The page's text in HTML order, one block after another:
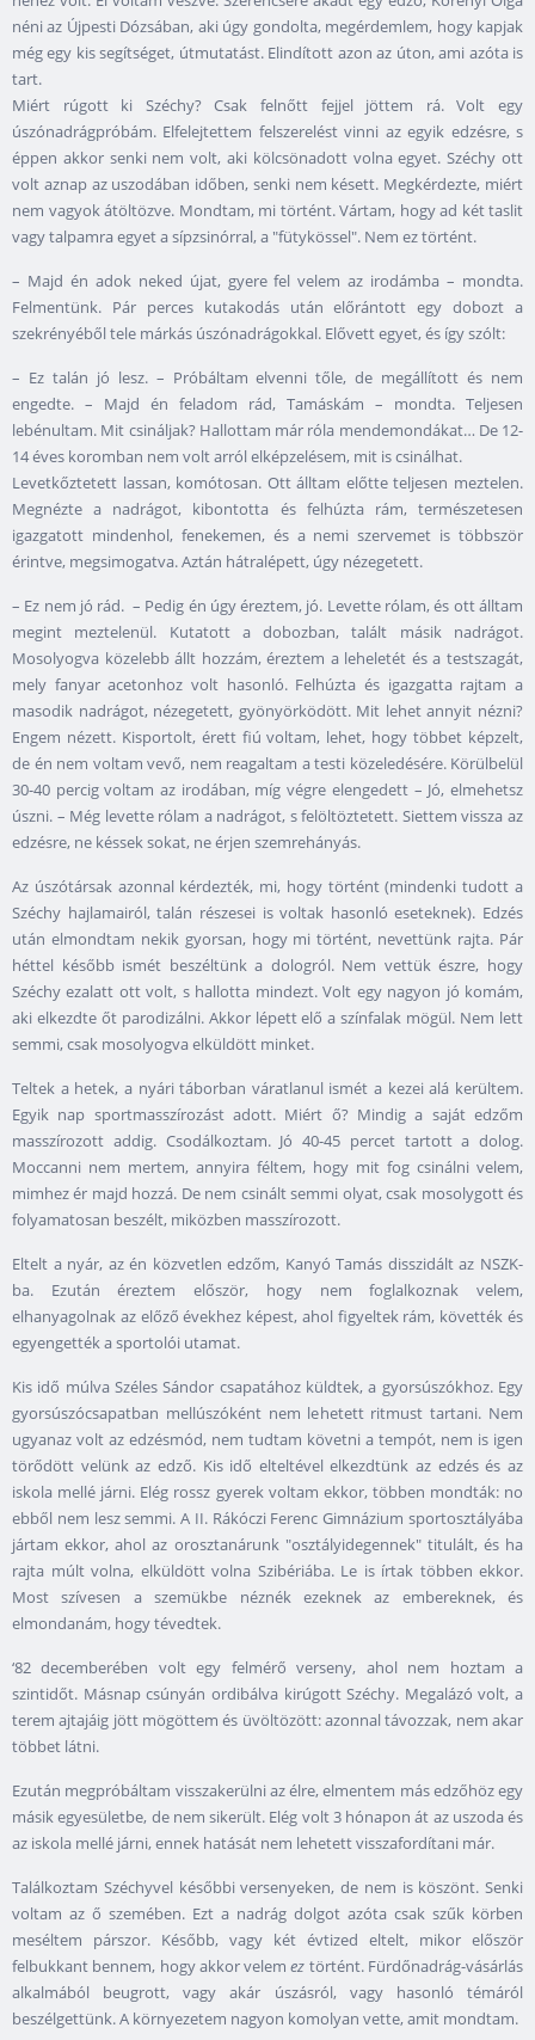
néni az Újpesti Dózsában, aki úgy gondolta, megérdemlem, hogy kapjak
még egy kis segítséget, útmutatást. Elindított azon az úton, ami azóta is
tart.
Miért rúgott ki Széchy? Csak felnőtt fejjel jöttem rá. Volt egy
úszónadrágpróbám. Elfelejtettem felszerelést vinni az egyik edzésre, s
éppen akkor senki nem volt, aki kölcsönadott volna egyet. Széchy ott
volt aznap az uszodában időben, senki nem késett. Megkérdezte, miért
nem vagyok átöltözve. Mondtam, mi történt. Vártam, hogy ad két taslit
vagy talpamra egyet a sípzsinórral, a "fütykössel". Nem ez történt.
– Majd én adok neked újat, gyere fel velem az irodámba – mondta.
Felmentünk. Pár perces kutakodás után előrántott egy dobozt a
szekrényéből tele márkás úszónadrágokkal. Elővett egyet, és így szólt:
– Ez talán jó lesz. – Próbáltam elvenni tőle, de megállított és nem
engedte. – Majd én feladom rád, Tamáskám – mondta. Teljesen
lebénultam. Mit csináljak? Hallottam már róla mendemondákat… De 12-
14 éves koromban nem volt arról elképzelésem, mit is csinálhat.
Levetkőztetett lassan, komótosan. Ott álltam előtte teljesen meztelen.
Megnézte a nadrágot, kibontotta és felhúzta rám, természetesen
igazgatott mindenhol, fenekemen, és a nemi szervemet is többször
érintve, megsimogatva. Aztán hátralépett, úgy nézegetett.
– Ez nem jó rád. – Pedig én úgy éreztem, jó. Levette rólam, és ott álltam
megint meztelenül. Kutatott a dobozban, talált másik nadrágot.
Mosolyogva közelebb állt hozzám, éreztem a leheletét és a testszagát,
mely fanyar acetonhoz volt hasonló. Felhúzta és igazgatta rajtam a
masodik nadrágot, nézegetett, gyönyörködött. Mit lehet annyit nézni?
Engem nézett. Kisportolt, érett fiú voltam, lehet, hogy többet képzelt,
de én nem voltam vevő, nem reagaltam a testi közeledésére. Körülbelül
30-40 percig voltam az irodában, míg végre elengedett – Jó, elmehetsz
úszni. – Még levette rólam a nadrágot, s felöltöztetett. Siettem vissza az
edzésre, ne késsek sokat, ne érjen szemrehányás.
Az úszótársak azonnal kérdezték, mi, hogy történt (mindenki tudott a
Széchy hajlamairól, talán részesei is voltak hasonló eseteknek). Edzés
után elmondtam nekik gyorsan, hogy mi történt, nevettünk rajta. Pár
héttel később ismét beszéltünk a dologról. Nem vettük észre, hogy
Széchy ezalatt ott volt, s hallotta mindezt. Volt egy nagyon jó komám,
aki elkezdte őt parodizálni. Akkor lépett elő a színfalak mögül. Nem lett
semmi, csak mosolyogva elküldött minket.
Teltek a hetek, a nyári táborban váratlanul ismét a kezei alá kerültem.
Egyik nap sportmasszírozást adott. Miért ő? Mindig a saját edzőm
masszírozott addig. Csodálkoztam. Jó 40-45 percet tartott a dolog.
Moccanni nem mertem, annyira féltem, hogy mit fog csinálni velem,
mimhez ér majd hozzá. De nem csinált semmi olyat, csak mosolygott és
folyamatosan beszélt, miközben masszírozott.
Eltelt a nyár, az én közvetlen edzőm, Kanyó Tamás disszidált az NSZK-
ba. Ezután éreztem először, hogy nem foglalkoznak velem,
elhanyagolnak az előző évekhez képest, ahol figyeltek rám, követték és
egyengették a sportolói utamat.
Kis idő múlva Széles Sándor csapatához küldtek, a gyorsúszókhoz. Egy
gyorsúszócsapatban mellúszóként nem lehetett ritmust tartani. Nem
ugyanaz volt az edzésmód, nem tudtam követni a tempót, nem is igen
törődött velünk az edző. Kis idő elteltével elkezdtünk az edzés és az
iskola mellé járni. Elég rossz gyerek voltam ekkor, többen mondták: no
ebből nem lesz semmi. A II. Rákóczi Ferenc Gimnázium sportosztályába
jártam ekkor, ahol az orosztanárunk "osztályidegennek" titulált, és ha
rajta múlt volna, elküldött volna Szibériába. Le is írtak többen ekkor.
Most szívesen a szemükbe néznék ezeknek az embereknek, és
elmondanám, hogy tévedtek.
‘82 decemberében volt egy felmérő verseny, ahol nem hoztam a
szintidőt. Másnap csúnyán ordibálva kirúgott Széchy. Megalázó volt, a
terem ajtajáig jött mögöttem és üvöltözött: azonnal távozzak, nem akar
többet látni.
Ezután megpróbáltam visszakerülni az élre, elmentem más edzőhöz egy
másik egyesületbe, de nem sikerült. Elég volt 3 hónapon át az uszoda és
az iskola mellé járni, ennek hatását nem lehetett visszafordítani már.
Találkoztam Széchyvel későbbi versenyeken, de nem is köszönt. Senki
voltam az ő szemében. Ezt a nadrág dolgot azóta csak szűk körben
meséltem párszor. Később, vagy két évtized eltelt, mikor először
felbukkant bennem, hogy akkor velemez történt. Fürdőnadrág-vásárlás
alkalmából beugrott, vagy akár úszásról, vagy hasonló témáról
beszélgettünk. A környezetem nagyon komolyan vette, amit mondtam.